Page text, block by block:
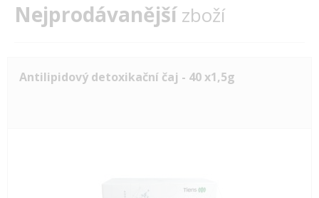
Nejprodávanějšízboží
Antilipidový detoxikační čaj - 40 x1,5g